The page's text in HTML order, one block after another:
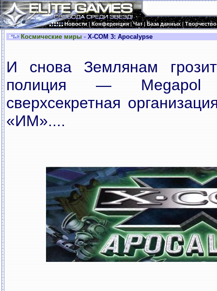
Новости|Конференция|Чат|База данных|Творчество
Космические миры - X-COM 3: Apocalypse
И снова Землянам
полиция — Megapol
сверхсекретная
«ИМ»....